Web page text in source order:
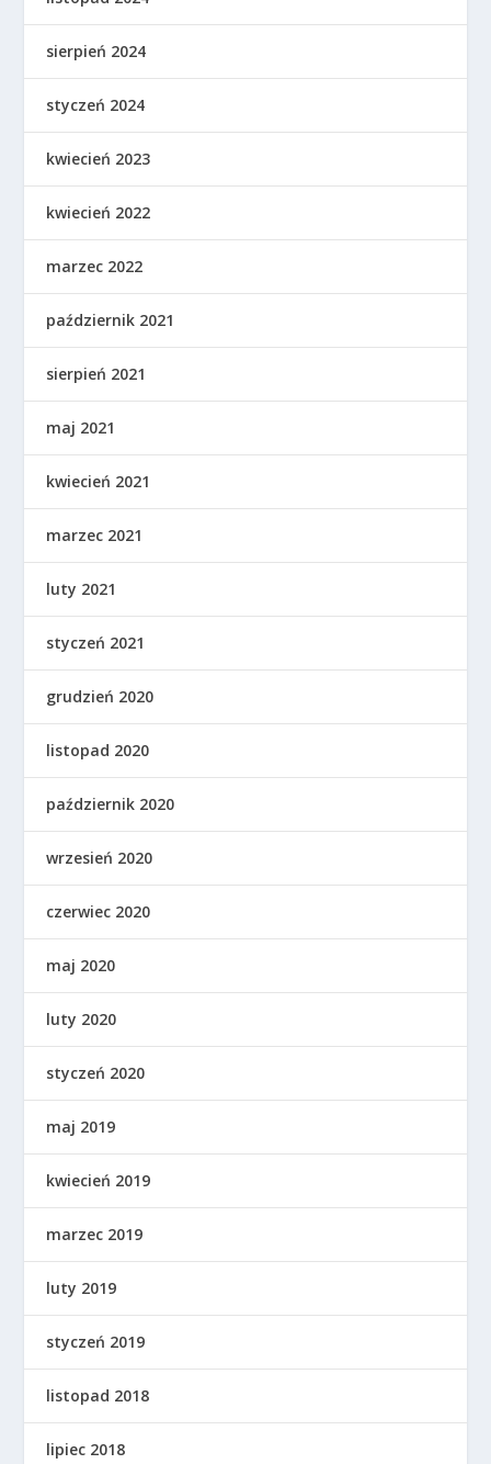
sierpień 2024
styczeń 2024
kwiecień 2023
kwiecień 2022
marzec 2022
październik 2021
sierpień 2021
maj 2021
kwiecień 2021
marzec 2021
luty 2021
styczeń 2021
grudzień 2020
listopad 2020
październik 2020
wrzesień 2020
czerwiec 2020
maj 2020
luty 2020
styczeń 2020
maj 2019
kwiecień 2019
marzec 2019
luty 2019
styczeń 2019
listopad 2018
lipiec 2018